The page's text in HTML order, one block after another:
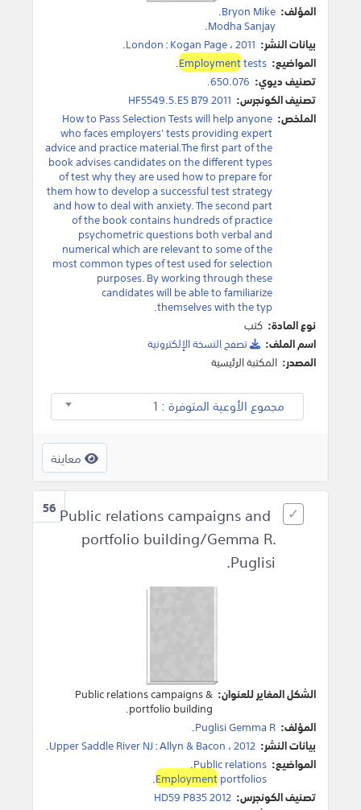
المؤلف: Bryon Mike
.
Modha Sanjay
.
بيانات النشر:
London:Kogan Page،2011
.
المواضيع:
Employmenttests
.
تصنيف ديوي: 650.076.
تصنيف الكونجرس: HF5549.5.E5 B79 2011
الملخص: How to Pass Selection Tests will help anyone
who faces employers' tests providing expert
advice and practice material.The first part of the
book advises candidates on the different types
of test why they are used how to prepare for
them how to develop a successful test strategy
and how to deal with anxiety. The second part
of the book contains hundreds of practice
psychometric questions both verbal and
numerical which are relevant to some of the
most common types of test used for selection
purposes. By working through these
candidates will be able to familiarize
themselves with the typ.
نوع المادة: كتب
اسم الملف:
تصفح النسخة اﻹلكترونية
المصدر: المكتبة الرئيسية
مجموع الأوعية المتوفرة : 1
معاينة
56 Public relations campaigns and
portfolio building/Gemma R.
Puglisi.
الشكل المغاير للعنوان: Public relations campaigns &
portfolio building.
المؤلف: Puglisi Gemma R
.
بيانات النشر:
Upper Saddle River NJ:Allyn & Bacon ،2012
.
المواضيع: Public relations
.
Employmentportfolios
.
تصنيف الكونجرس: HD59 P835 2012